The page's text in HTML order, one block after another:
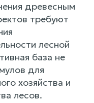
древесным
требуют
лесной
база не
для
хозяйства и
лесов.